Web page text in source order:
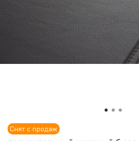
Снят с продаж